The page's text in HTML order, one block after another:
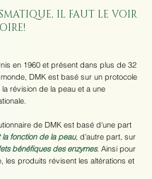
IL FAUT LE VOIR
en 1960 et présent dans plus de 32
DMK est basé sur un protocole
révision de la peau et a une
de DMK est basé d'une part
la fonction de la peau, d'autre part, sur
bénéfiques des enzymes. Ainsi pour
les produits révisent les altérations et